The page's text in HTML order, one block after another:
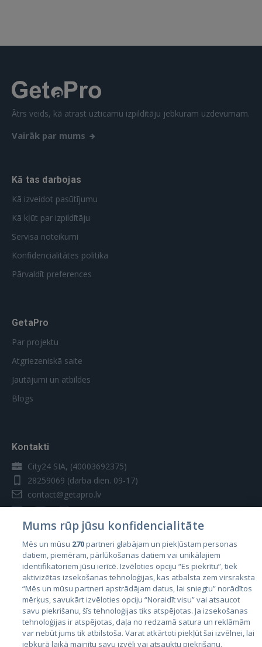
Ātrs veids, kā atrast uzticamu izpildītāju jebkuram uzdevumam.
Vairāk par mums
Kā tas darbojas
Kā izveidot pasūtījumu
Kā kļūt par izpildītāju
Servisa noteikumi
Konfidencialitātes politika
Pārvaldīt preferences
GetaPro
Par projektu
Atgriezeniskā saite
Jautājumi un atbildes
Blogs
Kontakti
City24 SIA, (40003692375)
28259069 (darba dien. 09-17)
contact@getapro.lv
Valstis
Igaunija
Latvija
Lietuva
Mums rūp jūsu konfidencialitāte
Mēs un mūsu 270partneri glabājam un piekļūstam personas
datiem, piemēram, pārlūkošanas datiem vai unikālajiem
identifikatoriem jūsu ierīcē. Izvēloties opciju “Es piekrītu”, tiek
aktivizētas izsekošanas tehnoloģijas, kas atbalsta zem virsraksta
“Mēs un mūsu partneri apstrādājam datus, lai sniegtu” norādītos
mērķus, savukārt izvēloties opciju “Noraidīt visu” vai atsaucot
savu piekrišanu, šīs tehnoloģijas tiks atspējotas. Ja izsekošanas
tehnoloģijas ir atspējotas, daļa no redzamā satura un reklāmām
var nebūt jums tik atbilstoša. Varat atkārtoti piekļūt šai izvēlnei, lai
jebkurā laikā mainītu savu izvēli vai atsauktu piekrišanu,